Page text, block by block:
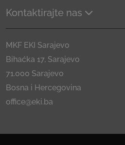
Kontaktirajte nas
MKF EKI Sarajevo
Bihaćka 17, Sarajevo
71.000 Sarajevo
Bosna i Hercegovina
office@eki.ba